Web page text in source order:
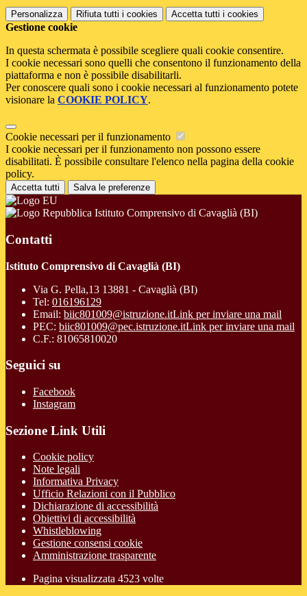
Personalizza Rifiuta tutti i cookies Accetta tutti i cookies
Gestione cookie
In questa schermata è possibile scegliere quali cookie consentire.
I cookie necessari sono quelli che consentono il funzionamento della
piattaforma e non è possibile disabilitarli.
Per conoscere quali sono i cookie necessari al funzionamento potete
visionare la COOKIE POLICY.
Cookie necessari per il funzionamento
I cookie necessari per il funzionamento non possono essere
disabilitati. È possibile consultare l'elenco nella pagina della cookie
policy.
Accetta tutti Salva le preferenze
Istituto Comprensivo di Cavaglià (BI)
Contatti
Istituto Comprensivo di Cavaglià (BI)
Via G. Pella,13 13881 - Cavaglià (BI)
Tel: 016196129
Email: biic801009@istruzione.itLink per inviare una mail
PEC: biic801009@pec.istruzione.itLink per inviare una mail
C.F.: 81065810020
Seguici su
Facebook
Instagram
Sezione Link Utili
Cookie policy
Note legali
Informativa Privacy
Ufficio Relazioni con il Pubblico
Dichiarazione di accessibilità
Obiettivi di accessibilità
Whistleblowing
Gestione consensi cookie
Amministrazione trasparente
Pagina visualizzata 4523 volte